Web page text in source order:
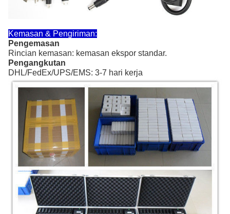
Kemasan & Pengiriman:
Pengemasan
Rincian kemasan: kemasan ekspor standar.
Pengangkutan
DHL/FedEx/UPS/EMS: 3-7 hari kerja